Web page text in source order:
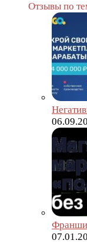
Отзывы по